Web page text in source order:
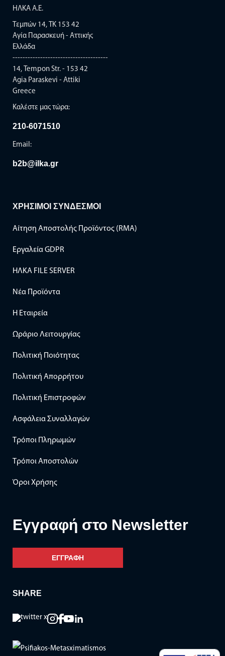
ΗΛΚΑ Α.Ε.
Τεμπών 14, TK 153 42
Αγία Παρασκευή - Αττικής
Ελλάδα
--------------------------------------
14, Tempon Str. - 153 42
Agia Paraskevi - Attiki
Greece
Καλέστε μας τώρα:
210-6071510
Email:
b2b@ilka.gr
ΧΡΗΣΙΜΟΙ ΣΥΝΔΕΣΜΟΙ
Αίτηση Αποστολής Προϊόντος (RMA)
Εργαλεία GDPR
ΗΛΚΑ FILE SERVER
Νέα Προϊόντα
Η Εταιρεία
Ωράριο Λειτουργίας
Πολιτική Ποιότητας
Πολιτική Απορρήτου
Πολιτική Επιστροφών
Ασφάλεια Συναλλαγών
Τρόποι Πληρωμών
Τρόποι Αποστολών
Όροι Χρήσης
Eγγραφή στο Newsletter
ΕΓΓΡΑΦΗ
SHARE